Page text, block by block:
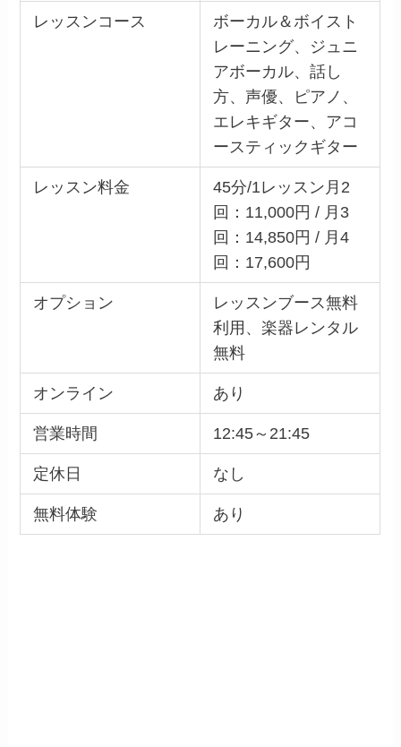
レッスンコース
ボーカル＆ボイスト
レーニング、ジュニ
アボーカル、話し
方、声優、ピアノ、
エレキギター、アコ
ースティックギター
レッスン料金
45分/1レッスン月2
回：11,000円 / 月3
回：14,850円 / 月4
回：17,600円
オプション
レッスンブース無料
利用、楽器レンタル
無料
オンライン あり
営業時間 12:45～21:45
定休日 なし
無料体験 あり